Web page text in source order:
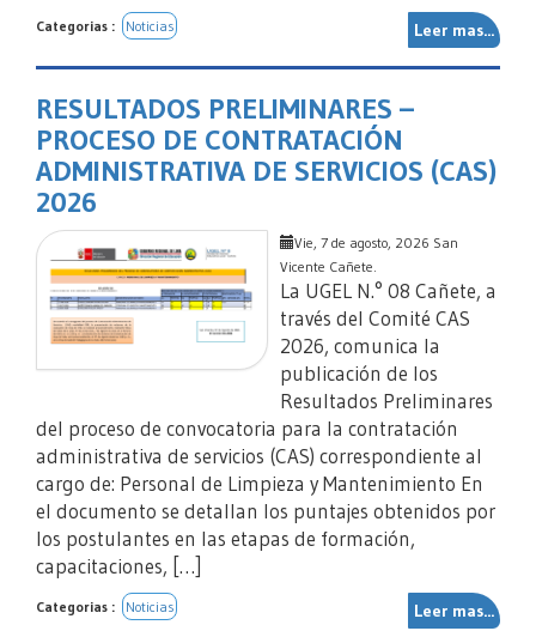
Leer mas...
Categorias : Noticias
RESULTADOS PRELIMINARES –
PROCESO DE CONTRATACIÓN
ADMINISTRATIVA DE SERVICIOS (CAS)
2026
Vie, 7 de agosto, 2026 San
Vicente Cañete.
La UGEL N.° 08 Cañete, a
través del Comité CAS
2026, comunica la
publicación de los
Resultados Preliminares
del proceso de convocatoria para la contratación
administrativa de servicios (CAS) correspondiente al
cargo de: Personal de Limpieza y Mantenimiento En
el documento se detallan los puntajes obtenidos por
los postulantes en las etapas de formación,
capacitaciones, […]
Leer mas...
Categorias : Noticias